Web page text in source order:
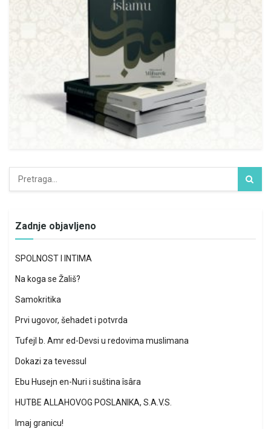
Zadnje objavljeno
SPOLNOST I INTIMA
Na koga se Žališ?
Samokritika
Prvi ugovor, šehadet i potvrda
Tufejl b. Amr ed-Devsi u redovima muslimana
Dokazi za tevessul
Ebu Husejn en-Nuri i suština îsâra
HUTBE ALLAHOVOG POSLANIKA, S.A.V.S.
Imaj granicu!